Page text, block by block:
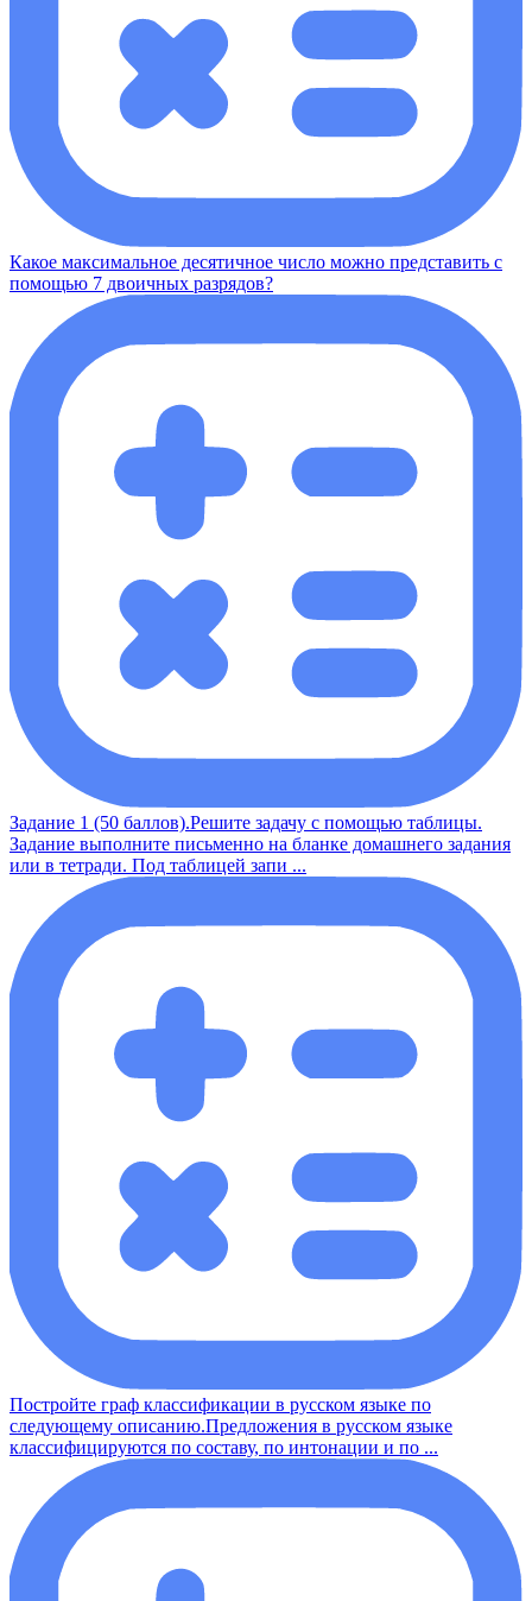
Какое максимальное десятичное число можно представить с
помощью 7 двоичных разрядов?
Задание 1 (50 баллов).Решите задачу с помощью таблицы.
Задание выполните письменно на бланке домашнего задания
или в тетради. Под таблицей запи ...
Постройте граф классификации в русском языке по
следующему описанию.Предложения в русском языке
классифицируются по составу, по интонации и по ...